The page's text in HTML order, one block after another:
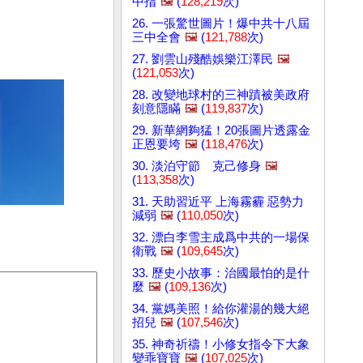
26. 一張驚世圖片！爆中共十八屆
三中全會 🖼️ (121,788次)
27. 劉雲山殘酷娛樂江澤民 🖼️
(121,053次)
28. 改變地球村的三神蹟被美政府
刻意隱瞞 🖼️ (119,837次)
29. 新華網夠猛！20張圖片透露金
正恩要垮 🖼️ (118,476次)
30. 淡泊守節 克己修身 🖼️
(113,358次)
31. 天助習近平 上海霧霾 惡勢力
減弱 🖼️ (110,050次)
32. 漂白李雪主成爲中共的一場保
衛戰 🖼️ (109,645次)
33. 歷史小故事：治國最怕的是什
麼 🖼️ (109,136次)
34. 黨媽美照！給你灌湯的幾大絕
招兒 🖼️ (107,546次)
35. 神奇祈禱！小修女指令下大象
變乖寶寶 🖼️ (107,025次)